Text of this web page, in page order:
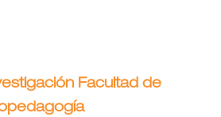
Facultad de